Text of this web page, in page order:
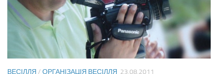
ВЕСІЛЛЯ / ОРГАНІЗАЦІЯ ВЕСІЛЛЯ 23.08.2011